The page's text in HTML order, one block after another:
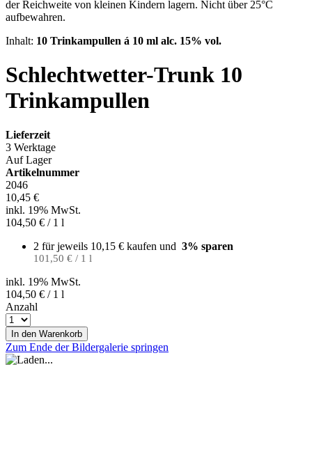
der Reichweite von kleinen Kindern lagern. Nicht über 25°C
aufbewahren.
Inhalt: 10 Trinkampullen á 10 ml alc. 15% vol.
Schlechtwetter-Trunk 10
Trinkampullen
Lieferzeit
3 Werktage
Auf Lager
Artikelnummer
2046
10,45 €
inkl. 19% MwSt.
104,50 € / 1 l
2 für jeweils 10,15 € kaufen und 3% sparen
101,50 € / 1 l
inkl. 19% MwSt.
104,50 € / 1 l
Anzahl
In den Warenkorb
Zum Ende der Bildergalerie springen